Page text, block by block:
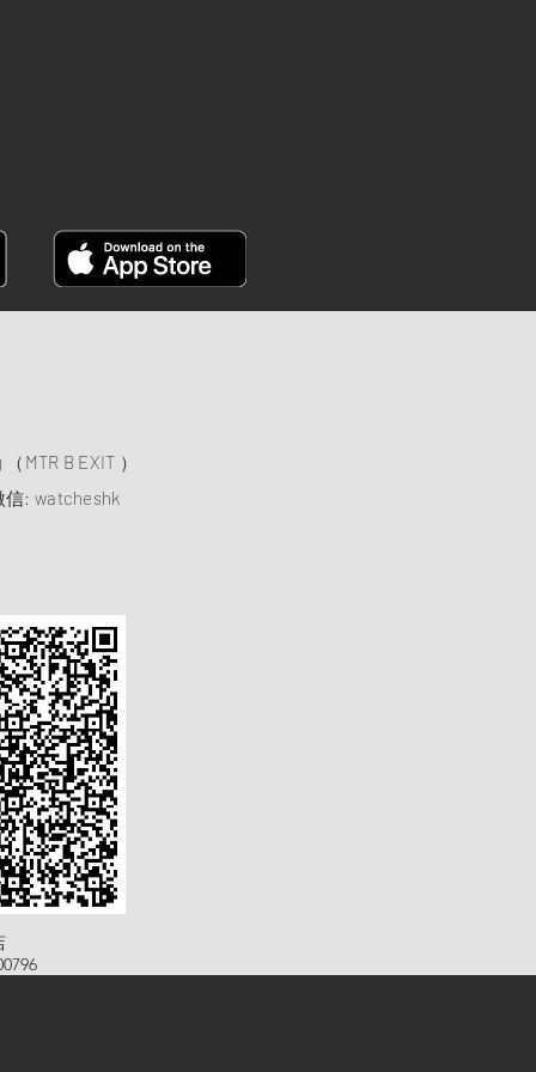
MTR B EXIT ）
信: watcheshk